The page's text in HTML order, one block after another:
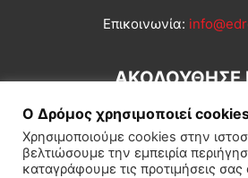
Επικοινωνία:
ΑΚΟΛΟΥΘΗΣΕ
Ο Δρόμος χρησιμοποιεί
Χρησιμοποιούμε cookies στην
βελτιώσουμε την εμπειρία
καταγράφουμε τις προτιμήσεις σας